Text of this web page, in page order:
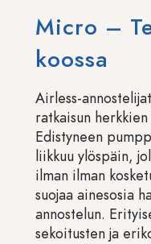
Micro –
koossa
Airless-
ratkaisun
Edistyneen
liikkuu ylöspäin,
ilman ilman
suojaa ainesosia
annostelun.
sekoitusten ja